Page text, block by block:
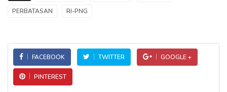
PERBATASAN
RI-PNG
FACEBOOK TWITTER GOOGLE +
PINTEREST